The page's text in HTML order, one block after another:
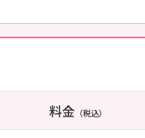
料金（税込）